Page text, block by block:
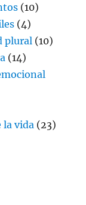
(10)
(4)
plural (10)
(14)
la vida (23)